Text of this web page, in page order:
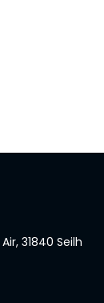
31840 Seilh